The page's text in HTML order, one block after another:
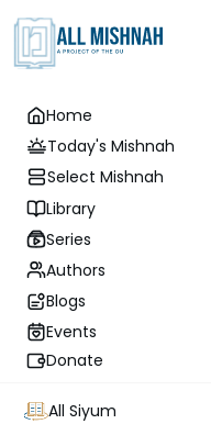
Home
Today's Mishnah
Select Mishnah
Library
Series
Authors
Blogs
Events
Donate
All Siyum
Mishna The